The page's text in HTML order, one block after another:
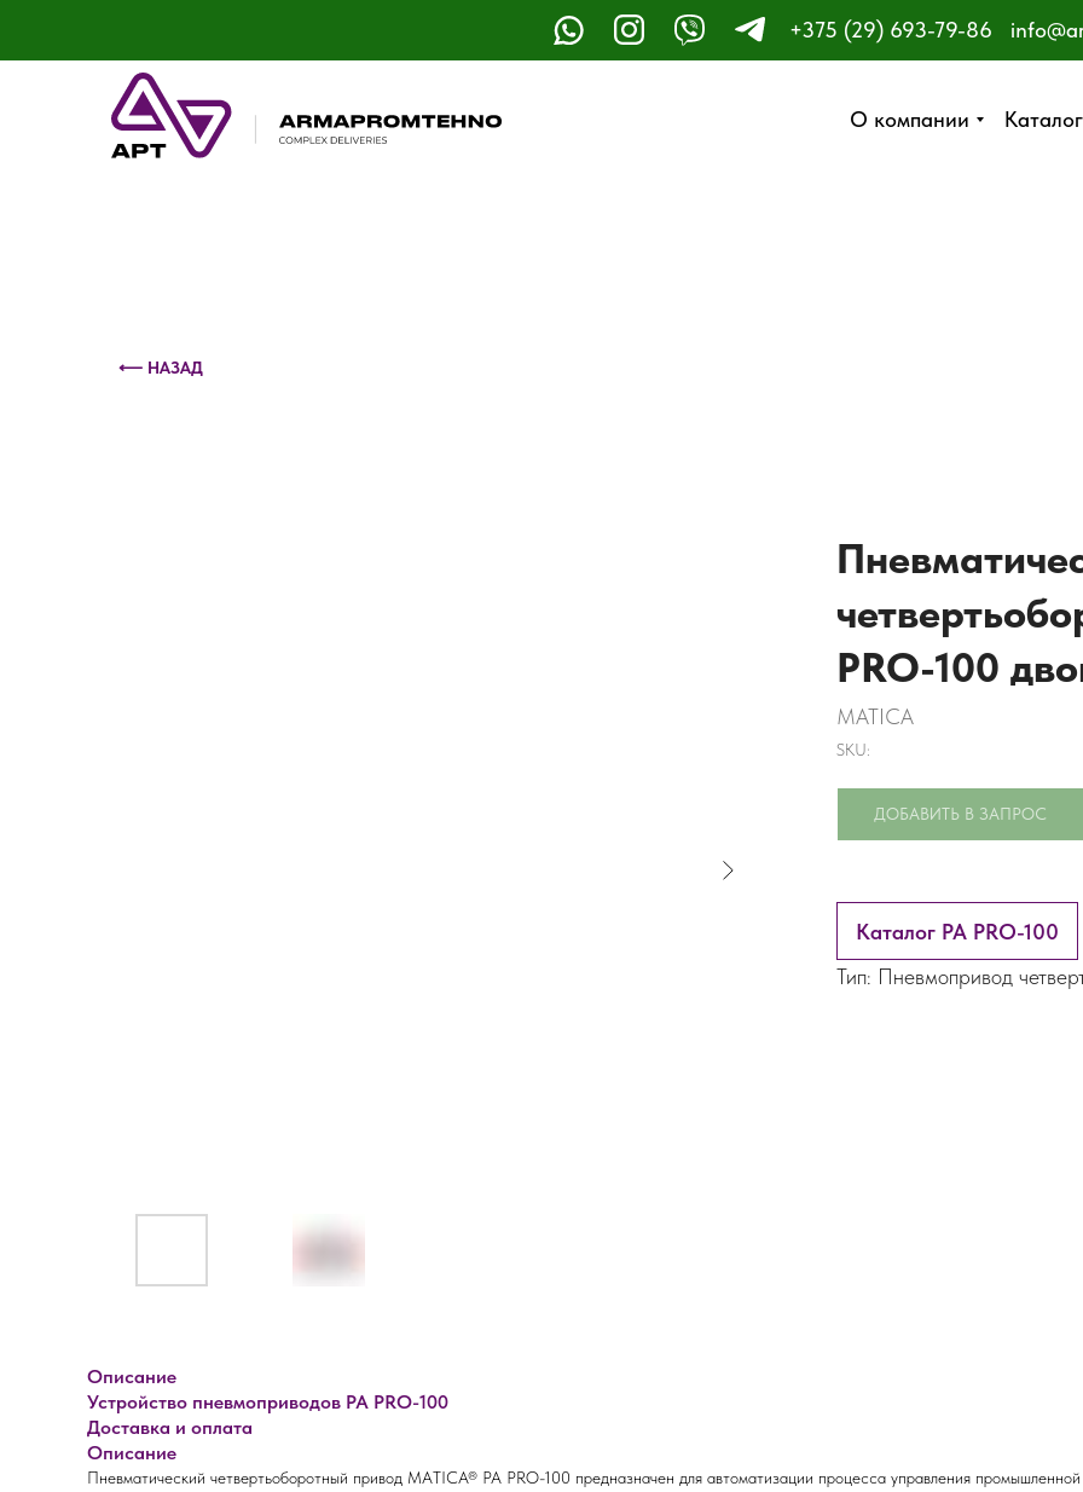
О компании Каталог
+375 (29) 693-79-86
О компании Каталог
ЗАКАЗАТЬ ЗВОНОК
⟵ НАЗАД
PRO-100
MATICA
SKU:
ДОБАВИТЬ В ЗАПРОС
Каталог PA PRO-100
Тип: Пневмопривод
Описание
Устройство пневмоприводов PA PRO-100
Доставка и оплата
Описание
Пневматический четвертьоборотный привод MATICA® PA PRO-100 предназначен для автоматизации процесса управления